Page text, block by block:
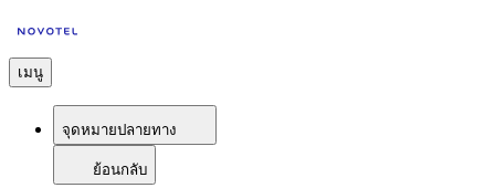
เมนู
จุดหมายปลายทาง
ย้อนกลับ